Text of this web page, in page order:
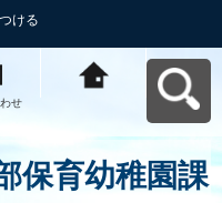
ける
せ
保育幼稚園課